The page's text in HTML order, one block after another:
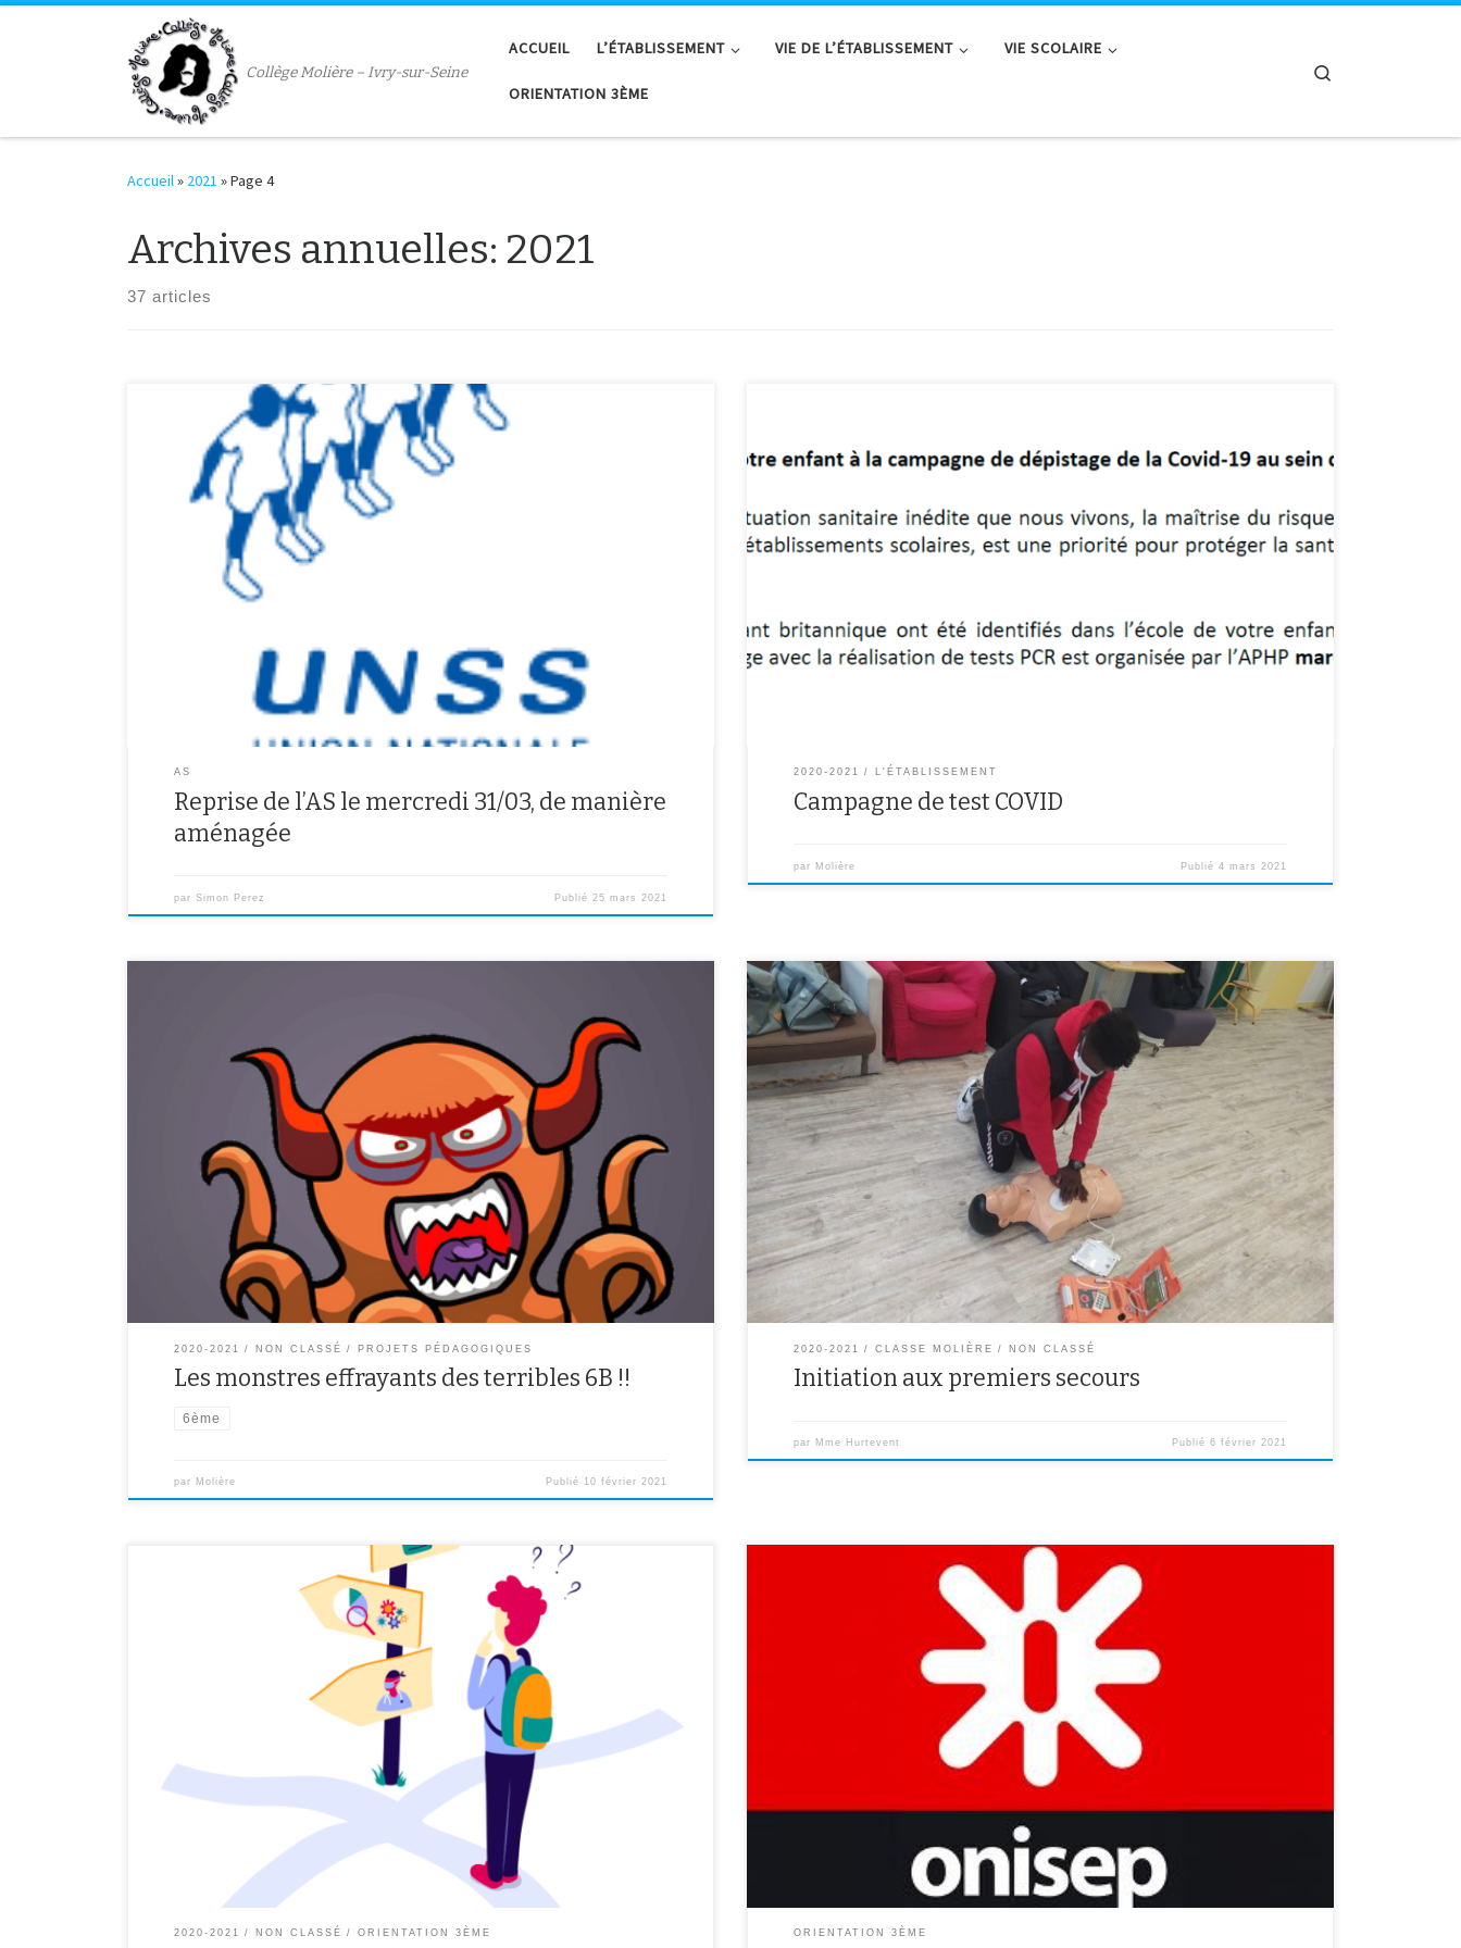
Passer au contenu
Collège Molière – Ivry-sur-Seine
ACCUEIL L’ÉTABLISSEMENT VIE DE L’ÉTABLISSEMENT VIE SCOLAIRE
ORIENTATION 3ÈME
Accueil» 2021 »Page 4
Archives annuelles: 2021
37 articles
.Reprise normale pour les AS football féminin (au stade Lénine de 12h45 à 14h), tennis
de table (à la salle Lénine de 13h30 à 15h30) et fitness (au Foyer de 14h15 à 15h).
.Concernant les AS handball et futsal, nous ne pouvons pas faire de badminton, nous
vous proposons donc […]
AS
Reprise de l’AS le mercredi 31/03, de manière
aménagée
par Simon Perez Publié 25 mars 2021
Une campagne de test PCR va être organisée mardi 9 mars 2021 au sein du collège par
l’APHP(Assistance Publique Hôpitaux de Paris) Les élèves et les personnels du collège
2020-2021 L'ÉTABLISSEMENT
Campagne de test COVID
par Molière Publié4 mars 2021
Découvrez-ci dessous le livre numérique et audio des 6èmes B et découvrez leurs
monstres effrayants ! Cliquez sur l’image pour avoir peur ! Les monstres effrayants des
terribles 6B!!!Cliquez pour lire ce livre, créé avec Book
Creatorhttps://read.bookcreator.com
2020-2021 NON CLASSÉ PROJETS PÉDAGOGIQUES
Les monstres effrayants des terribles 6B !!
6ème
par Molière Publié 10 février 2021
Avec d’EPS nos professeurs M. Henneuse, Mme Callegari et M. Prévôt on a appris ce
qu’on doit faire si dans la rue quelqu’un est inconscient. mettre en sécurité appeler les
pompiers 18 ou l’ambulance 15 secourir = aider quelqu’unSi la victime est inconsciente,
ne répond plusSi la victime ne respire […]
2020-2021 CLASSE MOLIÈRE NON CLASSÉ
Initiation aux premiers secours
par Mme Hurtevent Publié6 février 2021
2020-2021 NON CLASSÉ ORIENTATION 3ÈME ORIENTATION 3ÈME